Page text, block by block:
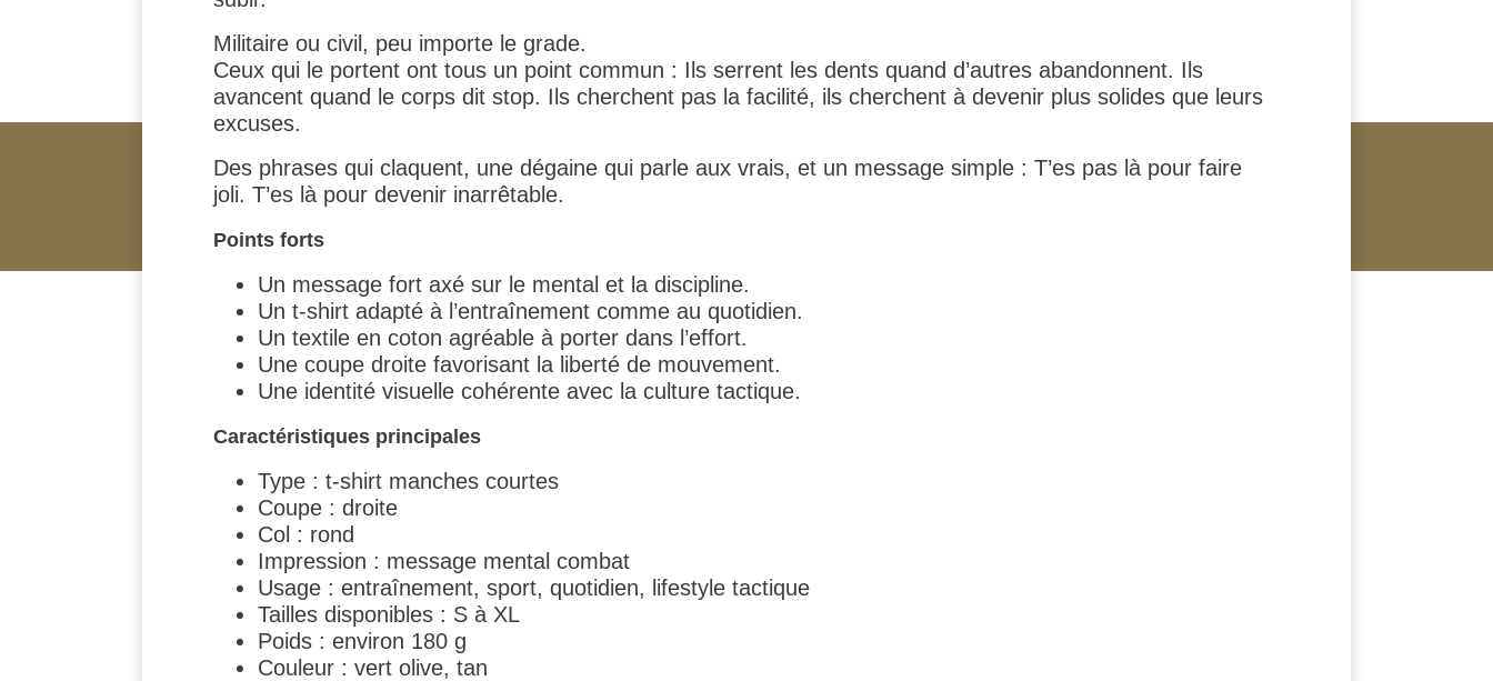
Militaire ou civil, peu importe le grade.
Ceux qui le portent ont tous un point commun : Ils serrent les dents quand d’autres abandonnent. Ils
avancent quand le corps dit stop. Ils cherchent pas la facilité, ils cherchent à devenir plus solides que leurs
excuses.
Des phrases qui claquent, une dégaine qui parle aux vrais, et un message simple : T’es pas là pour faire
joli. T’es là pour devenir inarrêtable.
Points forts
Un message fort axé sur le mental et la discipline.
Un t-shirt adapté à l’entraînement comme au quotidien.
Un textile en coton agréable à porter dans l’effort.
Une coupe droite favorisant la liberté de mouvement.
Une identité visuelle cohérente avec la culture tactique.
Caractéristiques principales
Type : t-shirt manches courtes
Coupe : droite
Col : rond
Impression : message mental combat
Usage : entraînement, sport, quotidien, lifestyle tactique
Tailles disponibles : S à XL
Poids : environ 180 g
Couleur : vert olive, tan